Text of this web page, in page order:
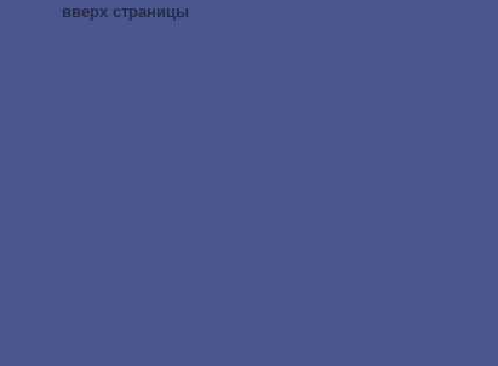
вверх страницы